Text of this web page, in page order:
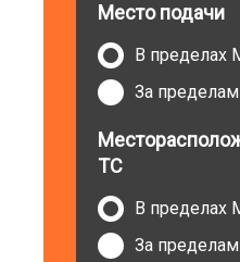
Место подачи
В пределах
За
ТС
В
За